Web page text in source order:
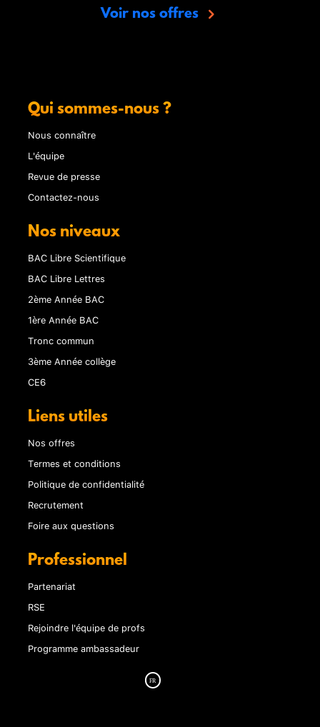
Voir nos offres
Qui sommes-nous ?
Nous connaître
L'équipe
Revue de presse
Contactez-nous
Nos niveaux
BAC Libre Scientifique
BAC Libre Lettres
2ème Année BAC
1ère Année BAC
Tronc commun
3ème Année collège
CE6
Liens utiles
Nos offres
Termes et conditions
Politique de confidentialité
Recrutement
Foire aux questions
Professionnel
Partenariat
RSE
Rejoindre l'équipe de profs
Programme ambassadeur